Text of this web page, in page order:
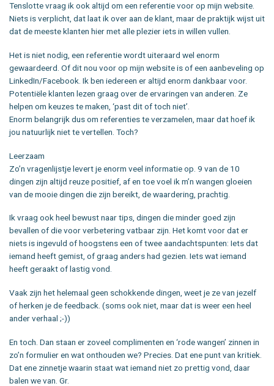
Tenslotte vraag ik ook altijd om een referentie voor op mijn website.
Niets is verplicht, dat laat ik over aan de klant, maar de praktijk wijst uit
dat de meeste klanten hier met alle plezier iets in willen vullen.
Het is niet nodig, een referentie wordt uiteraard wel enorm
gewaardeerd. Of dit nou voor op mijn website is of een aanbeveling op
LinkedIn/Facebook. Ik ben iedereen er altijd enorm dankbaar voor.
Potentiële klanten lezen graag over de ervaringen van anderen. Ze
helpen om keuzes te maken, ‘past dit of toch niet’.
Enorm belangrijk dus om referenties te verzamelen, maar dat hoef ik
jou natuurlijk niet te vertellen. Toch?
Leerzaam
Zo’n vragenlijstje levert je enorm veel informatie op. 9 van de 10
dingen zijn altijd reuze positief, af en toe voel ik m’n wangen gloeien
van de mooie dingen die zijn bereikt, de waardering, prachtig.
Ik vraag ook heel bewust naar tips, dingen die minder goed zijn
bevallen of die voor verbetering vatbaar zijn. Het komt voor dat er
niets is ingevuld of hoogstens een of twee aandachtspunten: Iets dat
iemand heeft gemist, of graag anders had gezien. Iets wat iemand
heeft geraakt of lastig vond.
Vaak zijn het helemaal geen schokkende dingen, weet je ze van jezelf
of herken je de feedback. (soms ook niet, maar dat is weer een heel
ander verhaal ;-))
En toch. Dan staan er zoveel complimenten en ‘rode wangen’ zinnen in
zo’n formulier en wat onthouden we? Precies. Dat ene punt van kritiek.
Dat ene zinnetje waarin staat wat iemand niet zo prettig vond, daar
balen we van. Gr.